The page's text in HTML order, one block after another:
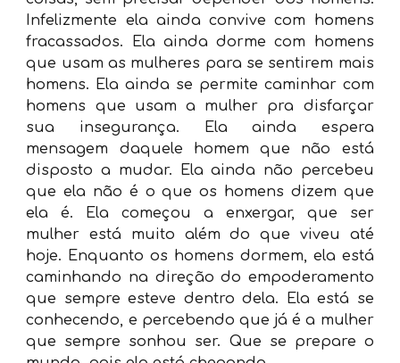
Infelizmente ela ainda convive com homens
fracassados. Ela ainda dorme com homens
que usam as mulheres para se sentirem mais
homens. Ela ainda se permite caminhar com
homens que usam a mulher pra disfarçar
sua insegurança. Ela ainda espera
mensagem daquele homem que não está
disposto a mudar. Ela ainda não percebeu
que ela não é o que os homens dizem que
ela é. Ela começou a enxergar, que ser
mulher está muito além do que viveu até
hoje. Enquanto os homens dormem, ela está
caminhando na direção do empoderamento
que sempre esteve dentro dela. Ela está se
conhecendo, e percebendo que já é a mulher
que sempre sonhou ser. Que se prepare o